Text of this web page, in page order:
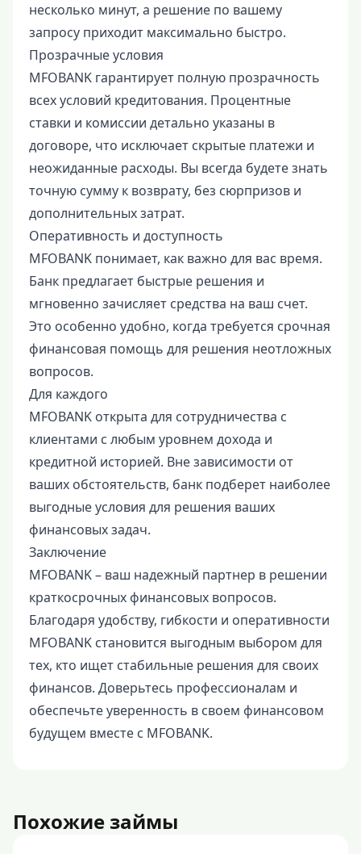
несколько минут, а решение по вашему
запросу приходит максимально быстро.
Прозрачные условия
MFOBANK гарантирует полную прозрачность
всех условий кредитования. Процентные
ставки и комиссии детально указаны в
договоре, что исключает скрытые платежи и
неожиданные расходы. Вы всегда будете знать
точную сумму к возврату, без сюрпризов и
дополнительных затрат.
Оперативность и доступность
MFOBANK понимает, как важно для вас время.
Банк предлагает быстрые решения и
мгновенно зачисляет средства на ваш счет.
Это особенно удобно, когда требуется срочная
финансовая помощь для решения неотложных
вопросов.
Для каждого
MFOBANK открыта для сотрудничества с
клиентами с любым уровнем дохода и
кредитной историей. Вне зависимости от
ваших обстоятельств, банк подберет наиболее
выгодные условия для решения ваших
финансовых задач.
Заключение
MFOBANK – ваш надежный партнер в решении
краткосрочных финансовых вопросов.
Благодаря удобству, гибкости и оперативности
MFOBANK становится выгодным выбором для
тех, кто ищет стабильные решения для своих
финансов. Доверьтесь профессионалам и
обеспечьте уверенность в своем финансовом
будущем вместе с MFOBANK.
Похожие займы